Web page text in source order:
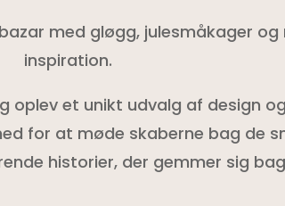
med gløgg, julesmåkager
inspiration.
oplev et unikt udvalg af design
for at møde skaberne bag de
historier, der gemmer sig